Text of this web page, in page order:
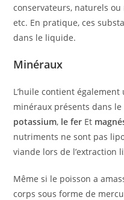
conservateurs, naturels ou
etc. En pratique, ces
dans le liquide.
Minéraux
L’huile contient
minéraux présents dans
potassium, le fer Et
nutriments ne sont pas
viande lors de l’extraction
Même si le poisson a
corps sous forme de